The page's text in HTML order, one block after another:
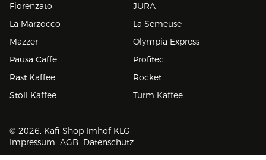
Fiorenzato
JURA
La Marzocco
La Semeuse
Mazzer
Olympia Express
Pausa Caffe
Profitec
Rast Kaffee
Rocket
Stoll Kaffee
Turm Kaffee
© 2026, Kafi-Shop Imhof KLG
Impressum AGB Datenschutz